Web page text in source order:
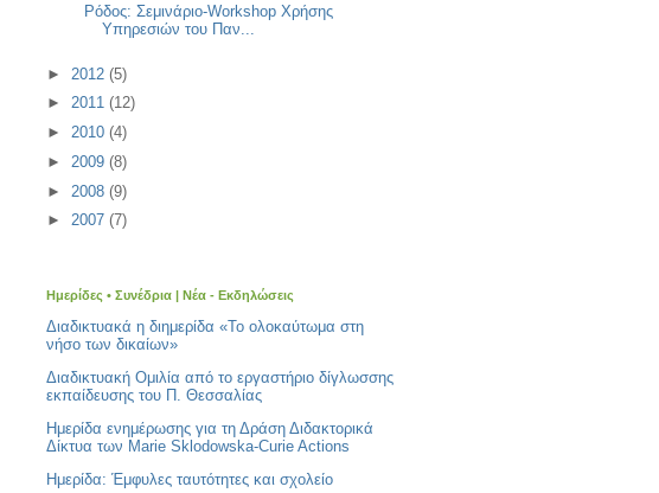
Ρόδος: Σεμινάριο-Workshop Χρήσης
Υπηρεσιών του Παν...
► 2012 (5)
► 2011 (12)
► 2010 (4)
► 2009 (8)
► 2008 (9)
► 2007 (7)
Ημερίδες • Συνέδρια | Νέα - Εκδηλώσεις
Διαδικτυακά η διημερίδα «Το ολοκαύτωμα στη
νήσο των δικαίων»
Διαδικτυακή Ομιλία από το εργαστήριο δίγλωσσης
εκπαίδευσης του Π. Θεσσαλίας
Ημερίδα ενημέρωσης για τη Δράση Διδακτορικά
Δίκτυα των Marie Sklodowska-Curie Actions
Ημερίδα: Έμφυλες ταυτότητες και σχολείο